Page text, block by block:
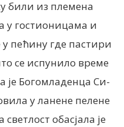
били из племена
у гостионицама и
пећину где пастири
се испунило време
је Богомладенца Си-
у ланене пелене
обасјала је